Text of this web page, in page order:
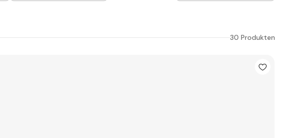
30 Produkten